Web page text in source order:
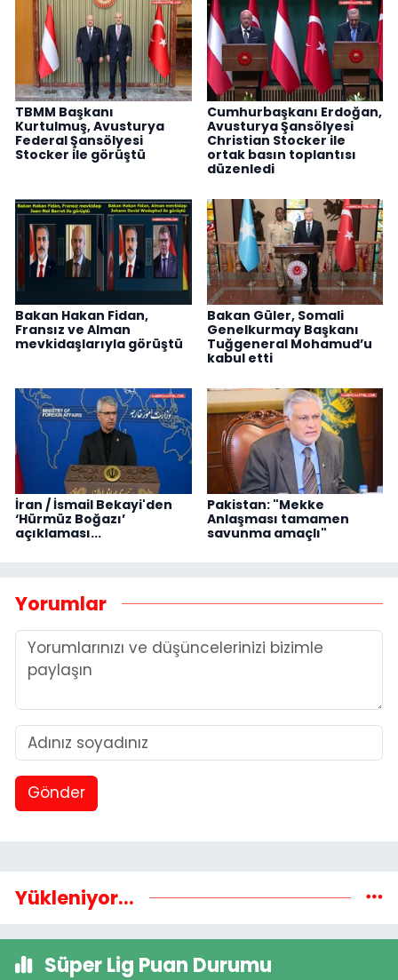
TBMM Başkanı
Kurtulmuş, Avusturya
Federal Şansölyesi
Stocker ile görüştü
Cumhurbaşkanı Erdoğan,
Avusturya Şansölyesi
Christian Stocker ile
ortak basın toplantısı
düzenledi
Bakan Hakan Fidan,
Fransız ve Alman
mevkidaşlarıyla görüştü
Bakan Güler, Somali
Genelkurmay Başkanı
Tuğgeneral Mohamud’u
kabul etti
İran / İsmail Bekayi'den
‘Hürmüz Boğazı’
açıklaması...
Pakistan: "Mekke
Anlaşması tamamen
savunma amaçlı"
Yorumlar
Gönder
Yükleniyor...
Süper Lig Puan Durumu